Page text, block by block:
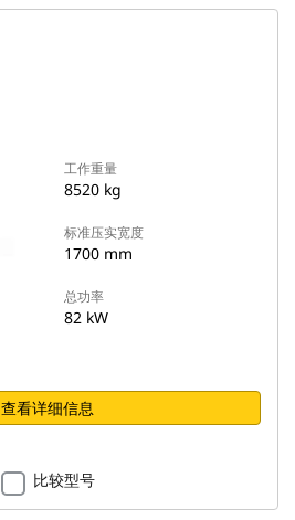
工作重量
8520 kg
标准压实宽度
1700 mm
总功率
82 kW
查看详细信息
比较型号